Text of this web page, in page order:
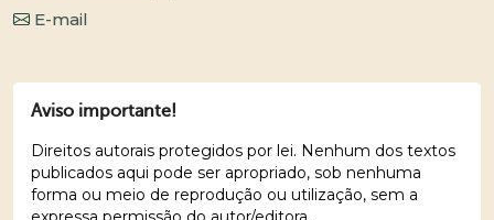
E-mail
Aviso importante!
Direitos autorais protegidos por lei. Nenhum dos textos
publicados aqui pode ser apropriado, sob nenhuma
forma ou meio de reprodução ou utilização, sem a